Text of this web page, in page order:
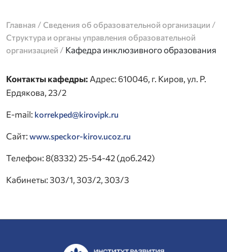
Главная / Сведения об образовательной организации /
Структура и органы управления образовательной
организацией / Кафедра инклюзивного образования
Контакты кафедры: Адрес: 610046, г. Киров, ул. Р.
Ердякова, 23/2
E-mail: korrekped@kirovipk.ru
Сайт: www.speckor-kirov.ucoz.ru
Телефон: 8(8332) 25-54-42 (доб.242)
Кабинеты: 303/1, 303/2, 303/3